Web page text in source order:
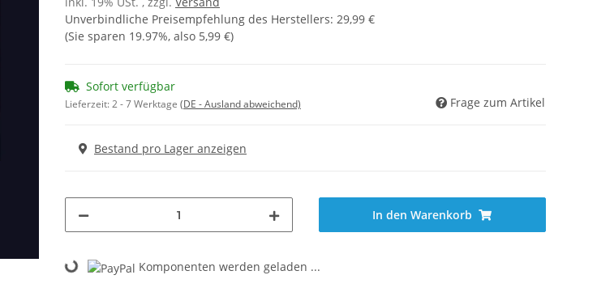
Unverbindliche Preisempfehlung des Herstellers: 29,99 €
(Sie sparen 19.97%, also 5,99 €)
Sofort verfügbar
Lieferzeit:2 - 7 Werktage (DE - Ausland abweichend) Frage zum Artikel
Bestand pro Lager anzeigen
In den Warenkorb
Loading... Komponenten werden geladen ...